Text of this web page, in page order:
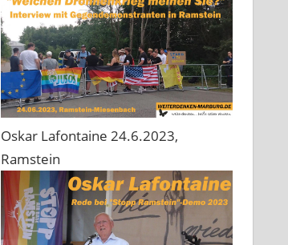
Oskar Lafontaine 24.6.2023,
Ramstein